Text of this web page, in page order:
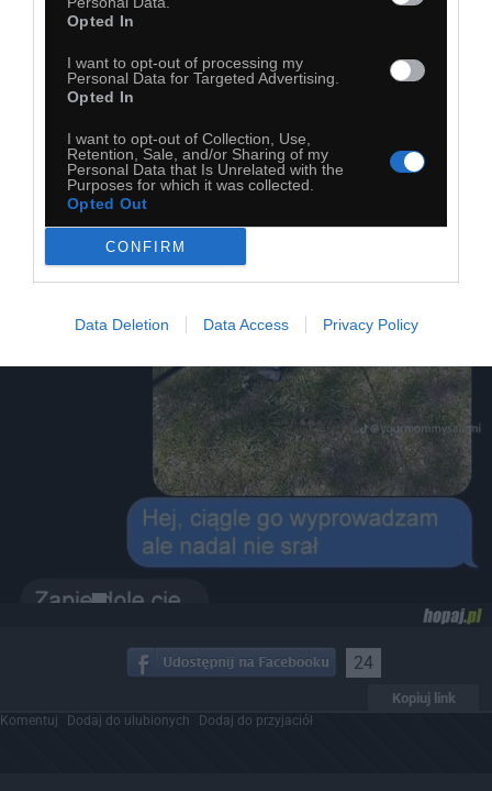
Opted In
I want to opt-out of processing my
Personal Data for Targeted Advertising.
Opted In
I want to opt-out of Collection, Use,
Retention, Sale, and/or Sharing of my
Personal Data that Is Unrelated with the
Purposes for which it was collected.
Opted Out
CONFIRM
Data Deletion Data Access Privacy Policy
24
Kopiuj link
Komentuj Dodaj do ulubionych Dodaj do przyjaciół